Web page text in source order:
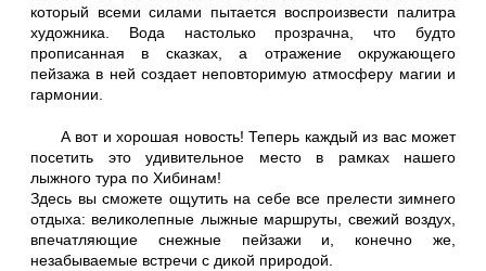
который всеми силами пытается воспроизвести палитра
художника. Вода настолько прозрачна, что будто
прописанная в сказках, а отражение окружающего
пейзажа в ней создает неповторимую атмосферу магии и
гармонии.
А вот и хорошая новость! Теперь каждый из вас может
посетить это удивительное место в рамках нашего
лыжного тура по Хибинам!
Здесь вы сможете ощутить на себе все прелести зимнего
отдыха: великолепные лыжные маршруты, свежий воздух,
впечатляющие снежные пейзажи и, конечно же,
незабываемые встречи с дикой природой.